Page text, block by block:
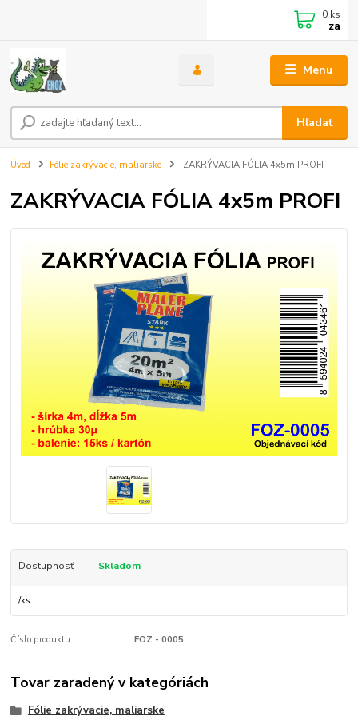
Menu
Hľadať
0 ks
za
Úvod Fólie zakrývacie, maliarske ZAKRÝVACIA FÓLIA 4x5m PROFI
ZAKRÝVACIA FÓLIA 4x5m PROFI
Dostupnosť Skladom
/ks
Číslo produktu: FOZ - 0005
Tovar zaradený v kategóriách
Fólie zakrývacie, maliarske